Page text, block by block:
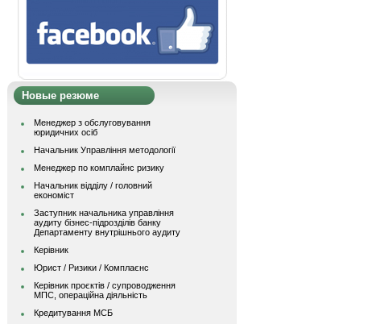
Новые резюме
Менеджер з обслуговування
юридичних осіб
Начальник Управління методології
Менеджер по комплайнс ризику
Начальник відділу / головний
економіст
Заступник начальника управління
аудиту бізнес-підрозділів банку
Департаменту внутрішнього аудиту
Керівник
Юрист / Ризики / Комплаєнс
Керівник проєктів / супроводження
МПС, операційна діяльність
Кредитування МСБ